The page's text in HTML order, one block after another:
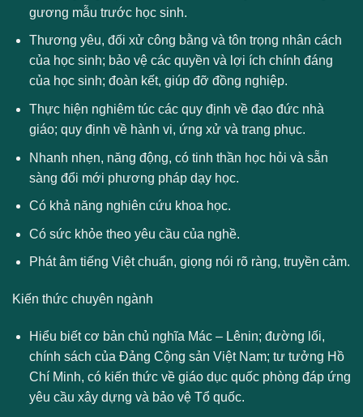
gương mẫu trước học sinh.
Thương yêu, đối xử công bằng và tôn trọng nhân cách
của học sinh; bảo vệ các quyền và lợi ích chính đáng
của học sinh; đoàn kết, giúp đỡ đồng nghiệp.
Thực hiện nghiêm túc các quy định về đạo đức nhà
giáo; quy định về hành vi, ứng xử và trang phục.
Nhanh nhẹn, năng động, có tinh thần học hỏi và sẵn
sàng đổi mới phương pháp dạy học.
Có khả năng nghiên cứu khoa học.
Có sức khỏe theo yêu cầu của nghề.
Phát âm tiếng Việt chuẩn, giọng nói rõ ràng, truyền cảm.
Kiến thức chuyên ngành
Hiểu biết cơ bản chủ nghĩa Mác – Lênin; đường lối,
chính sách của Đảng Cộng sản Việt Nam; tư tưởng Hồ
Chí Minh, có kiến thức về giáo dục quốc phòng đáp ứng
yêu cầu xây dựng và bảo vệ Tổ quốc.